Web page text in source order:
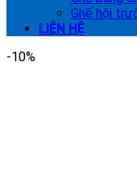
Ghế hội
LIÊN HỆ
-10%